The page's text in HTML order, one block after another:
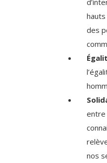
des
entre
nos